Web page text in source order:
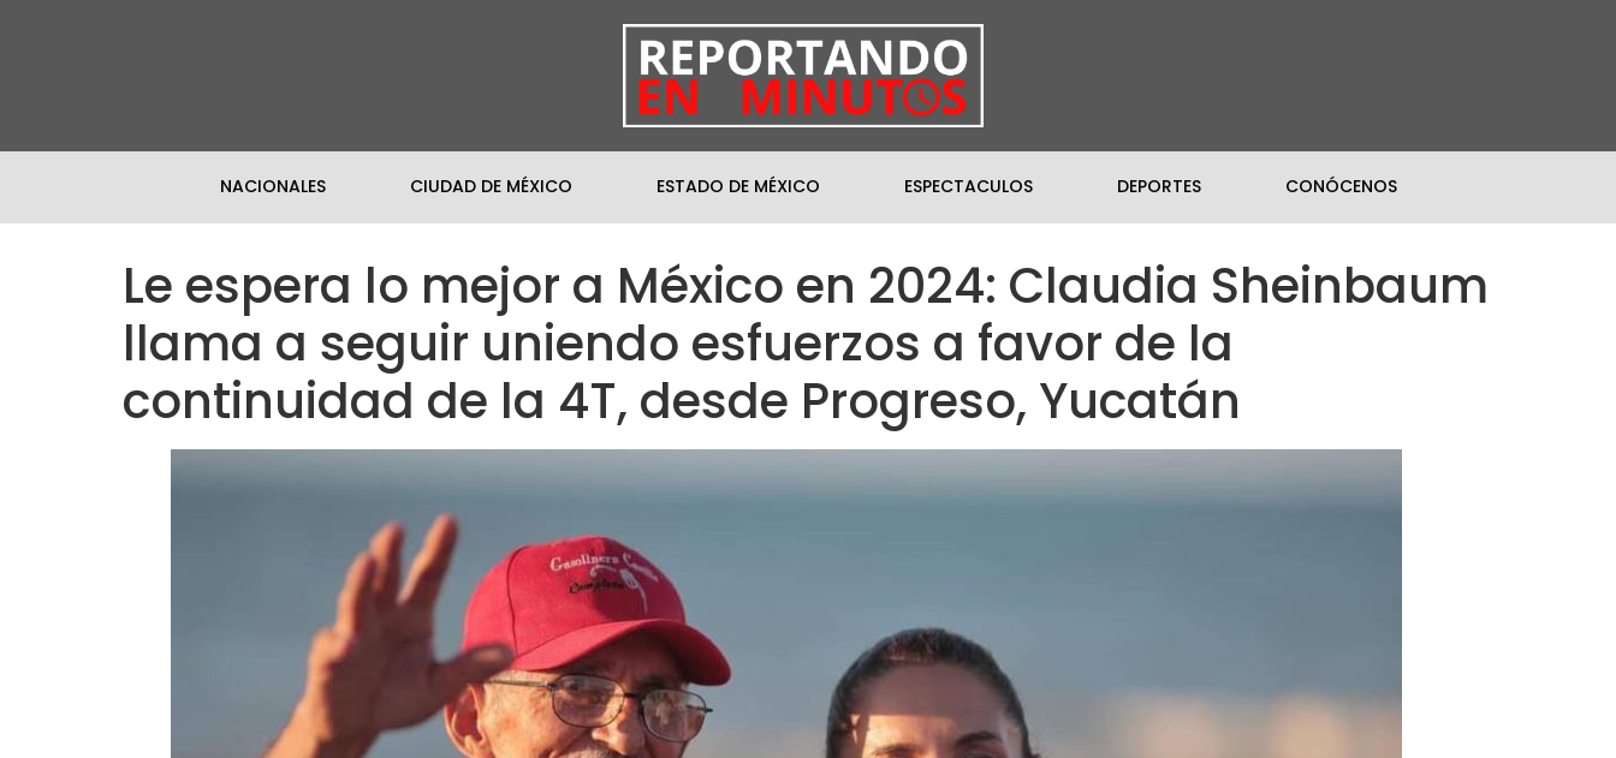
NACIONALES CIUDAD DE MÉXICO ESTADO DE MÉXICO ESPECTACULOS DEPORTES CONÓCENOS
Le espera lo mejor a México en 2024: Claudia Sheinbaum
llama a seguir uniendo esfuerzos a favor de la
continuidad de la 4T, desde Progreso, Yucatán